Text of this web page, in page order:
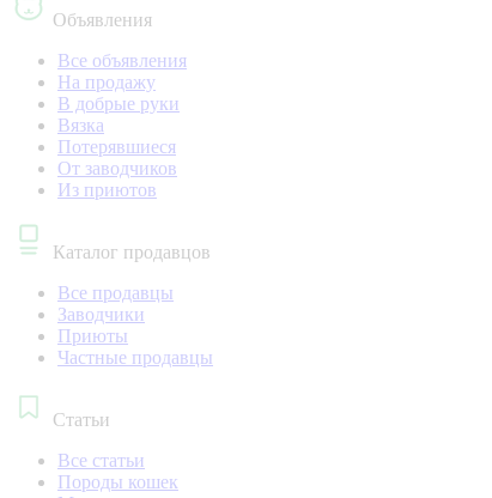
Объявления
Все объявления
На продажу
В добрые руки
Вязка
Потерявшиеся
От заводчиков
Из приютов
Каталог продавцов
Все продавцы
Заводчики
Приюты
Частные продавцы
Статьи
Все статьи
Породы кошек